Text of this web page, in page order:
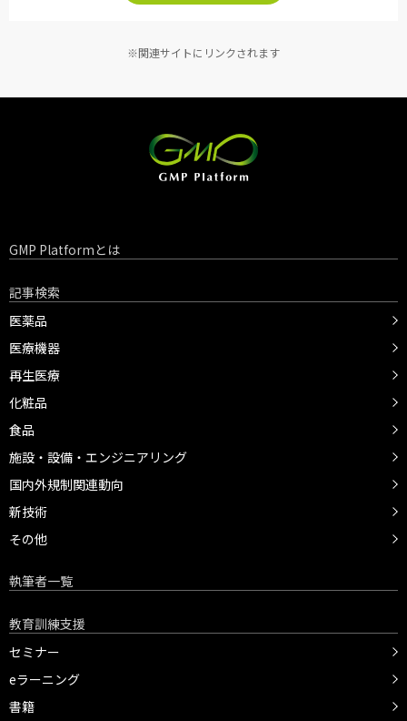
※関連サイトにリンクされます
GMP Platformとは
記事検索
医薬品
医療機器
再生医療
化粧品
食品
施設・設備・エンジニアリング
国内外規制関連動向
新技術
その他
執筆者一覧
教育訓練支援
セミナー
eラーニング
書籍